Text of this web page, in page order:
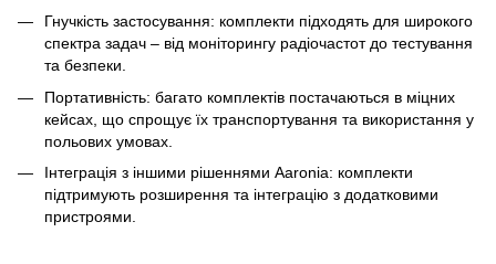
Гнучкість застосування: комплекти підходять для широкого
спектра задач – від моніторингу радіочастот до тестування
та безпеки.
Портативність: багато комплектів постачаються в міцних
кейсах, що спрощує їх транспортування та використання у
польових умовах.
Інтеграція з іншими рішеннями Aaronia: комплекти
підтримують розширення та інтеграцію з додатковими
пристроями.